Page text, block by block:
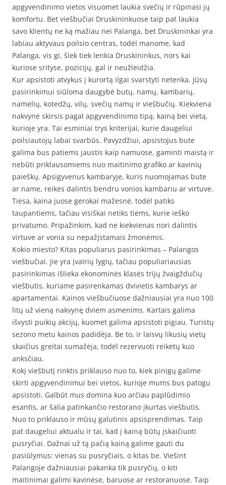
apgyvendinimo vietos visuomet laukia svečių ir rūpinasi jų
komfortu. Bet viešbučiai Druskininkuose taip pat laukia
savo klientų ne ką mažiau nei Palanga, bet Druskininkai yra
labiau aktyvaus poilsio centras, todėl manome, kad
Palanga, vis gi, šiek tiek lenkia Druskininkus, nors kai
kuriose srityse, pozicijų, gal ir neužleidžia.
Kur apsistoti atvykus į kurortą ilgai svarstyti netenka. Jūsų
pasirinkimui siūloma daugybė butų, namų, kambarių,
namelių, kotedžų, vilų, svečių namų ir viešbučių. Kiekviena
nakvynė skirsis pagal apgyvendinimo tipą, kainą bei vietą,
kurioje yra. Tai esminiai trys kriterijai, kurie daugeliui
poilsiautojų labai svarbūs. Pavyzdžiui, apsistojus bute
galima bus patiems jaustis kaip namuose, gaminti maistą ir
nebūti priklausomiems nuo maitinimo grafiko ar kavinių
paieškų. Apsigyvenus kambaryje, kuris nuomojamas bute
ar name, reikės dalintis bendru vonios kambariu ar virtuve.
Tiesa, kaina juose gerokai mažesnė, todėl patiks
taupantiems, tačiau visiškai netiks tiems, kurie ieško
privatumo. Pripažinkim, kad ne kiekvienas nori dalintis
virtuve ar vonia su nepažįstamais žmonėmis.
Kokio miesto? Kitas populiarus pasirinkimas – Palangos
viešbučiai. Jie yra įvairių lygių, tačiau populiariausias
pasirinkimas išlieka ekonominės klasės trijų žvaigždučių
viešbutis, kuriame pasirenkamas dvivietis kambarys ar
apartamentai. Kainos viešbučiuose dažniausiai yra nuo 100
litų už vieną nakvynę dviem asmenims. Kartais galima
išvysti puikių akcijų, kuomet galima apsistoti pigiau. Turistų
sezono metu kainos padidėja. Be to, ir laisvų likusių vietų
skaičius greitai sumažėja, todėl rezervuoti reikėtų kuo
anksčiau.
Kokį viešbutį rinktis priklauso nuo to, kiek pinigų galime
skirti apgyvendinimui bei vietos, kurioje mums bus patogu
apsistoti. Galbūt mus domina kuo arčiau paplūdimio
esantis, ar šalia patinkančio restorano įkurtas viešbutis.
Nuo to priklauso ir mūsų galutinis apsisprendimas. Taip
pat daugeliui aktualu ir tai, kad į kainą būtų įskaičiuoti
pusryčiai. Dažnai už tą pačią kainą galime gauti du
pasiūlymus: vienas su pusryčiais, o kitas be. Viešint
Palangoje dažniausiai pakanka tik pusryčių, o kiti
maitinimai galimi kavinėse, baruose ar restoranuose. Taip